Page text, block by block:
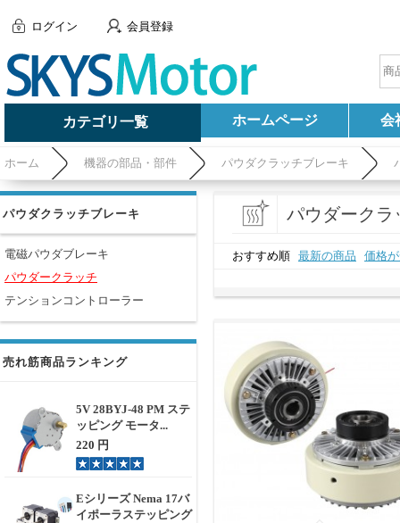
ログイン 会員登録
カテゴリ一覧 ホームページ 会
ホーム 機器の部品・部件 パウダクラッチブレーキ
パウダクラッチブレーキ
電磁パウダブレーキ
パウダークラッチ
テンションコントローラー
売れ筋商品ランキング
5V 28BYJ-48 PM ステ
ッピング モータ...
220 円
Eシリーズ Nema 17バ
イポーラステッピング
パウダークラ
おすすめ順 最新の商品 価格